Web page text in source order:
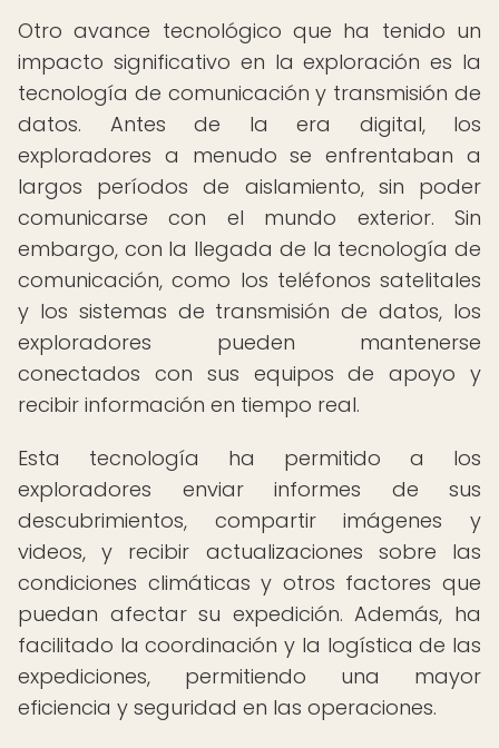
Otro avance tecnológico que ha tenido un
impacto significativo en la exploración es la
tecnología de comunicación y transmisión de
datos. Antes de la era digital, los
exploradores a menudo se enfrentaban a
largos períodos de aislamiento, sin poder
comunicarse con el mundo exterior. Sin
embargo, con la llegada de la tecnología de
comunicación, como los teléfonos satelitales
y los sistemas de transmisión de datos, los
exploradores pueden mantenerse
conectados con sus equipos de apoyo y
recibir información en tiempo real.
Esta tecnología ha permitido a los
exploradores enviar informes de sus
descubrimientos, compartir imágenes y
videos, y recibir actualizaciones sobre las
condiciones climáticas y otros factores que
puedan afectar su expedición. Además, ha
facilitado la coordinación y la logística de las
expediciones, permitiendo una mayor
eficiencia y seguridad en las operaciones.